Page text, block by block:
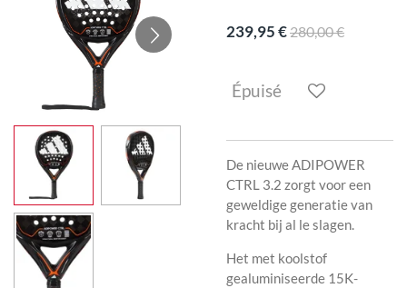
239,95 €280,00 €
Épuisé
De nieuwe ADIPOWER
CTRL 3.2 zorgt voor een
geweldige generatie van
kracht bij al le slagen.
Het met koolstof
gealuminiseerde 15K-